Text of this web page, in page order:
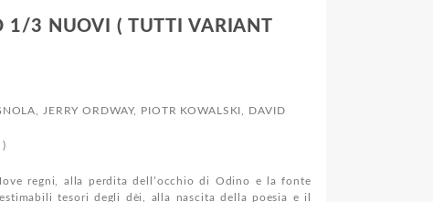
1/3 NUOVI ( TUTTI VARIANT
JERRY ORDWAY, PIOTR KOWALSKI, DAVID
)
regni, alla perdita dell’occhio di Odino e la fonte
tesori degli dèi, alla nascita della poesia e il